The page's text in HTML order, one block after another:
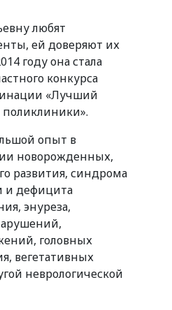
любят
ей доверяют их
году она стала
конкурса
«Лучший
опыт в
новорожденных,
развития, синдрома
и дефицита
энуреза,
головных
вегетативных
неврологической